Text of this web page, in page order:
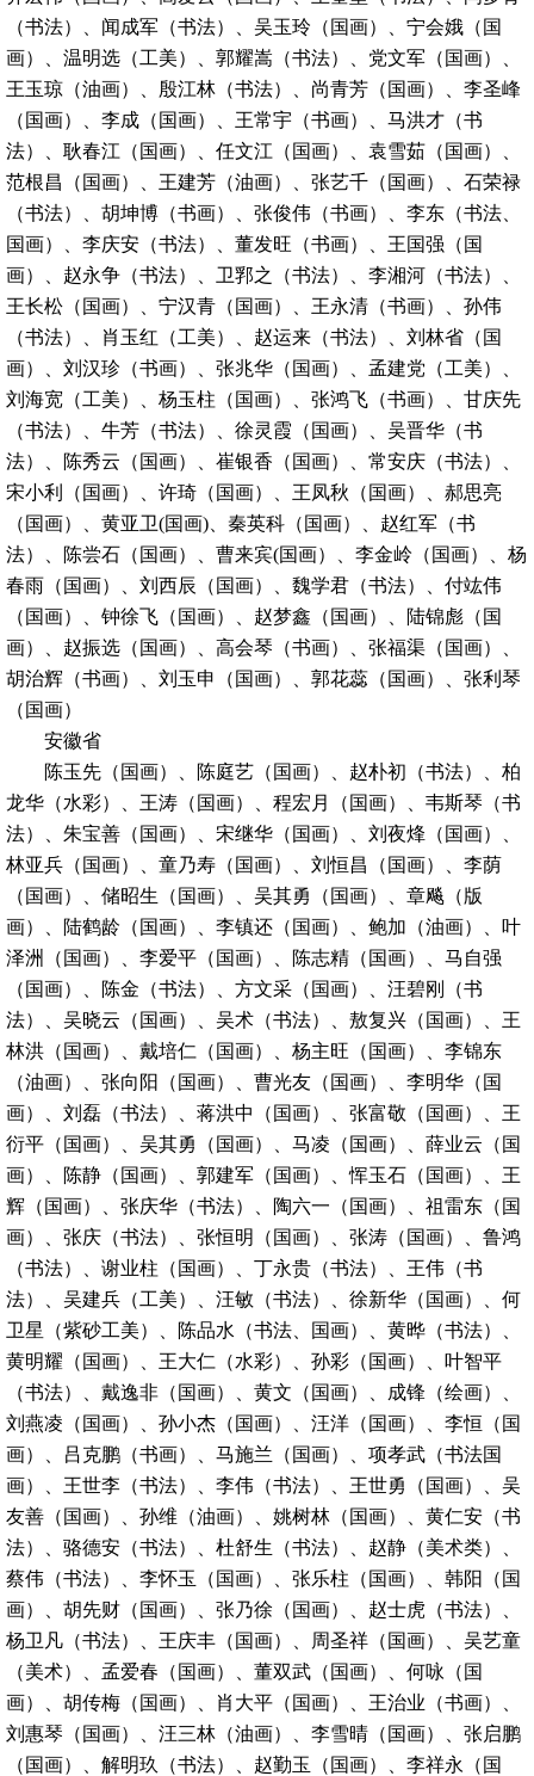
（书法）、闻成军（书法）、吴玉玲（国画）、宁会娥（国
画）、温明选（工美）、郭耀嵩（书法）、党文军（国画）、
王玉琼（油画）、殷江林（书法）、尚青芳（国画）、李圣峰
（国画）、李成（国画）、王常宇（书画）、马洪才（书
法）、耿春江（国画）、任文江（国画）、袁雪茹（国画）、
范根昌（国画）、王建芳（油画）、张艺千（国画）、石荣禄
（书法）、胡坤博（书画）、张俊伟（书画）、李东（书法、
国画）、李庆安（书法）、董发旺（书画）、王国强（国
画）、赵永争（书法）、卫郛之（书法）、李湘河（书法）、
王长松（国画）、宁汉青（国画）、王永清（书画）、孙伟
（书法）、肖玉红（工美）、赵运来（书法）、刘林省（国
画）、刘汉珍（书画）、张兆华（国画）、孟建党（工美）、
刘海宽（工美）、杨玉柱（国画）、张鸿飞（书画）、甘庆先
（书法）、牛芳（书法）、徐灵霞（国画）、吴晋华（书
法）、陈秀云（国画）、崔银香（国画）、常安庆（书法）、
宋小利（国画）、许琦（国画）、王凤秋（国画）、郝思亮
（国画）、黄亚卫(国画)、秦英科（国画）、赵红军（书
法）、陈尝石（国画）、曹来宾(国画）、李金岭（国画）、杨
春雨（国画）、刘西辰（国画）、魏学君（书法）、付竑伟
（国画）、钟徐飞（国画）、赵梦鑫（国画）、陆锦彪（国
画）、赵振选（国画）、高会琴（书画）、张福渠（国画）、
胡治辉（书画）、刘玉申（国画）、郭花蕊（国画）、张利琴
（国画）
安徽省
陈玉先（国画）、陈庭艺（国画）、赵朴初（书法）、柏
龙华（水彩）、王涛（国画）、程宏月（国画）、韦斯琴（书
法）、朱宝善（国画）、宋继华（国画）、刘夜烽（国画）、
林亚兵（国画）、童乃寿（国画）、刘恒昌（国画）、李荫
（国画）、储昭生（国画）、吴其勇（国画）、章飚（版
画）、陆鹤龄（国画）、李镇还（国画）、鲍加（油画）、叶
泽洲（国画）、李爱平（国画）、陈志精（国画）、马自强
（国画）、陈金（书法）、方文采（国画）、汪碧刚（书
法）、吴晓云（国画）、吴术（书法）、敖复兴（国画）、王
林洪（国画）、戴培仁（国画）、杨主旺（国画）、李锦东
（油画）、张向阳（国画）、曹光友（国画）、李明华（国
画）、刘磊（书法）、蒋洪中（国画）、张富敬（国画）、王
衍平（国画）、吴其勇（国画）、马凌（国画）、薛业云（国
画）、陈静（国画）、郭建军（国画）、恽玉石（国画）、王
辉（国画）、张庆华（书法）、陶六一（国画）、祖雷东（国
画）、张庆（书法）、张恒明（国画）、张涛（国画）、鲁鸿
（书法）、谢业柱（国画）、丁永贵（书法）、王伟（书
法）、吴建兵（工美）、汪敏（书法）、徐新华（国画）、何
卫星（紫砂工美）、陈品水（书法、国画）、黄晔（书法）、
黄明耀（国画）、王大仁（水彩）、孙彩（国画）、叶智平
（书法）、戴逸非（国画）、黄文（国画）、成锋（绘画）、
刘燕凌（国画）、孙小杰（国画）、汪洋（国画）、李恒（国
画）、吕克鹏（书画）、马施兰（国画）、项孝武（书法国
画）、王世李（书法）、李伟（书法）、王世勇（国画）、吴
友善（国画）、孙维（油画）、姚树林（国画）、黄仁安（书
法）、骆德安（书法）、杜舒生（书法）、赵静（美术类）、
蔡伟（书法）、李怀玉（国画）、张乐柱（国画）、韩阳（国
画）、胡先财（国画）、张乃徐（国画）、赵士虎（书法）、
杨卫凡（书法）、王庆丰（国画）、周圣祥（国画）、吴艺童
（美术）、孟爱春（国画）、董双武（国画）、何咏（国
画）、胡传梅（国画）、肖大平（国画）、王治业（书画）、
刘惠琴（国画）、汪三林（油画）、李雪晴（国画）、张启鹏
（国画）、解明玖（书法）、赵勤玉（国画）、李祥永（国